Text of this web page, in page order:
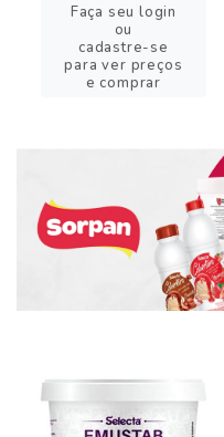
Faça seu login
ou
cadastre-se
para ver preços
e comprar